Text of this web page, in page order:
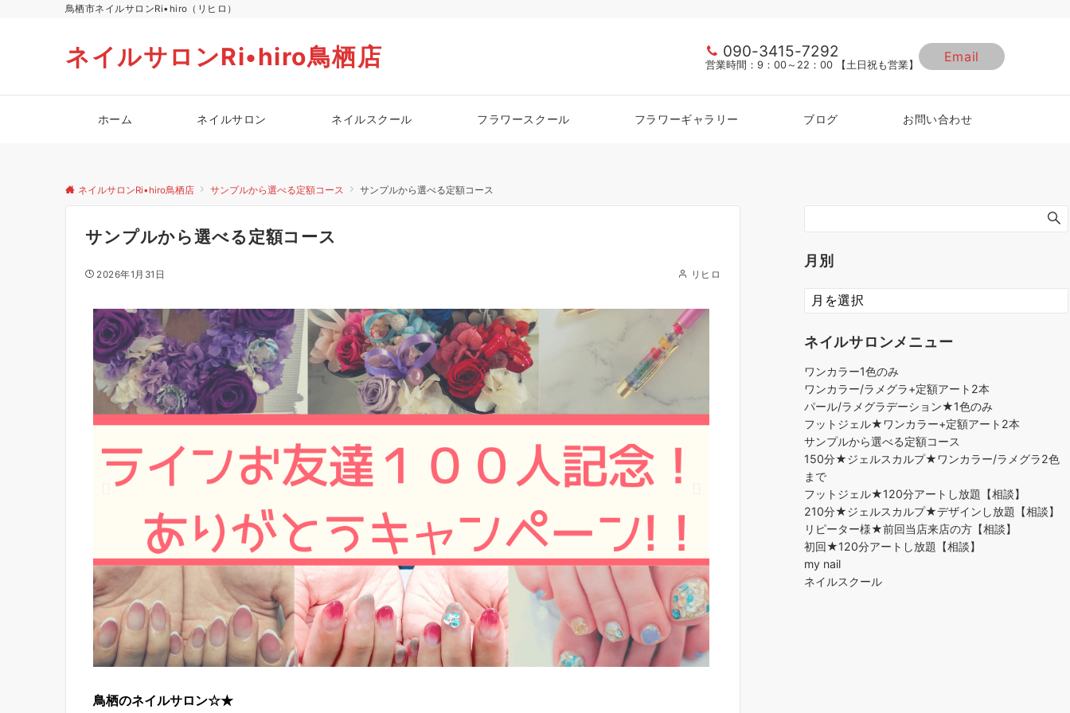
鳥栖市ネイルサロンRi•hiro（リヒロ）
ネイルサロンRi•hiro鳥栖店 090-3415-7292
営業時間：9：00～22：00 【土日祝も営業】
Email
ホーム ネイルサロン ネイルスクール フラワースクール フラワーギャラリー ブログ お問い合わせ
ネイルサロンRi•hiro鳥栖店 サンプルから選べる定額コース サンプルから選べる定額コース
サンプルから選べる定額コース
2026年1月31日 リヒロ
鳥栖のネイルサロン☆★
月別
ネイルサロンメニュー
ワンカラー1色のみ
ワンカラー/ラメグラ+定額アート2本
パール/ラメグラデーション★1色のみ
フットジェル★ワンカラー+定額アート2本
サンプルから選べる定額コース
150分★ジェルスカルプ★ワンカラー/ラメグラ2色
まで
フットジェル★120分アートし放題【相談】
210分★ジェルスカルプ★デザインし放題【相談】
リピーター様★前回当店来店の方【相談】
初回★120分アートし放題【相談】
my nail
ネイルスクール